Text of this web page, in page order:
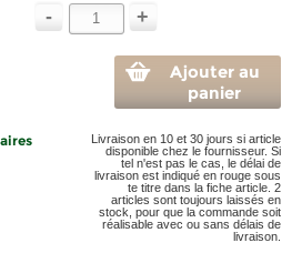
- +
Ajouter au
panier
Livraison en 10 et 30 jours si article
disponible chez le fournisseur. Si
tel n'est pas le cas, le délai de
livraison est indiqué en rouge sous
te titre dans la fiche article. 2
articles sont toujours laissés en
stock, pour que la commande soit
réalisable avec ou sans délais de
livraison.